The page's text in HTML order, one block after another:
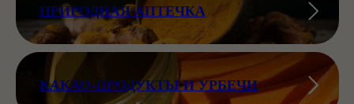
ПРИРОДНАЯ АПТЕЧКА
КАКАО-ПРОДУКТЫ И УРБЕЧИ